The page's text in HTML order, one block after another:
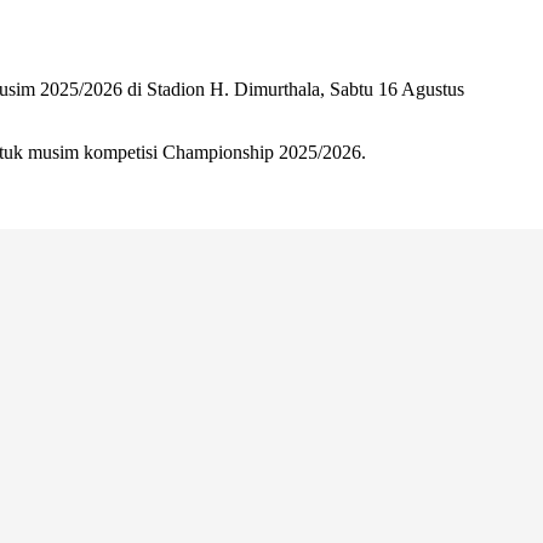
2025/2026 di Stadion H. Dimurthala, Sabtu 16 Agustus
musim kompetisi Championship 2025/2026.